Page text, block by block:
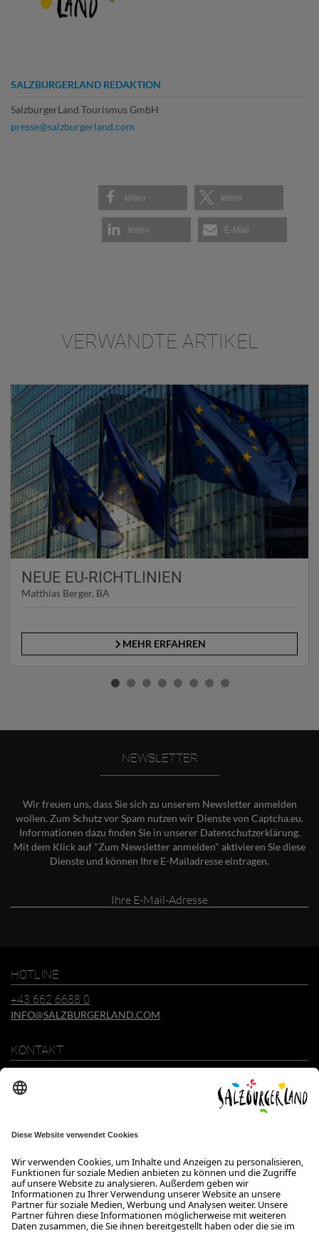
SALZBURGERLAND REDAKTION
SalzburgerLand Tourismus GmbH
presse@salzburgerland.com
teilen teilen
teilen E-Mail
VERWANDTE ARTIKEL
NEUE EU-RICHTLINIEN
Matthias Berger, BA
MEHR ERFAHREN
NEWSLETTER
Wir freuen uns, dass Sie sich zu unserem Newsletter anmelden
wollen. Zum Schutz vor Spam nutzen wir Dienste von Captcha.eu.
Informationen dazu finden Sie in unserer Datenschutzerklärung.
Mit dem Klick auf "Zum Newsletter anmelden" aktivieren Sie diese
Dienste und können Ihre E-Mailadresse eintragen.
HOTLINE
+43 662 6688 0
INFO@SALZBURGERLAND.COM
KONTAKT
+43 662 6688 0
ÖFFNUNGSZEITEN
Wir freuen uns auf Ihre Anfrage!